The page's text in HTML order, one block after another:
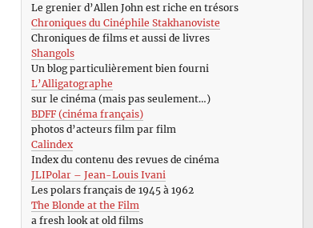
Le grenier d’Allen John est riche en trésors
Chroniques du Cinéphile Stakhanoviste
Chroniques de films et aussi de livres
Shangols
Un blog particulièrement bien fourni
L’Alligatographe
sur le cinéma (mais pas seulement…)
BDFF (cinéma français)
photos d’acteurs film par film
Calindex
Index du contenu des revues de cinéma
JLIPolar – Jean-Louis Ivani
Les polars français de 1945 à 1962
The Blonde at the Film
a fresh look at old films